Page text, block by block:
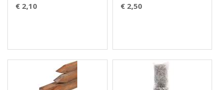
€ 2,10 € 2,50